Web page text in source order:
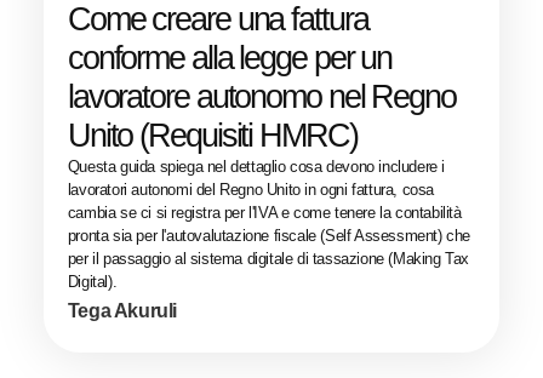
Come creare una fattura
conforme alla legge per un
lavoratore autonomo nel Regno
Unito (Requisiti HMRC)
Questa guida spiega nel dettaglio cosa devono includere i
lavoratori autonomi del Regno Unito in ogni fattura, cosa
cambia se ci si registra per l'IVA e come tenere la contabilità
pronta sia per l'autovalutazione fiscale (Self Assessment) che
per il passaggio al sistema digitale di tassazione (Making Tax
Digital).
Tega Akuruli